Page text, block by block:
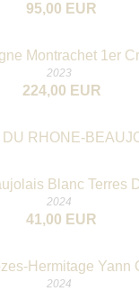
95,00 EUR
Montrachet 1er
2023
224,00 EUR
RHONE-
Blanc Terres
2024
41,00 EUR
Hermitage Yann
2024